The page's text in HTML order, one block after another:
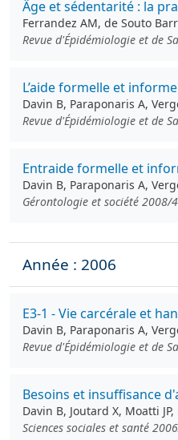
Âge et sédentarité : la
Ferrandez AM, de Souto
Revue d'Épidémiologie et de
L’aide formelle et
Davin B, Paraponaris A,
Revue d'Épidémiologie et de
Entraide formelle et
Davin B, Paraponaris A,
Gérontologie et société 2008/
Année : 2006
E3-1 - Vie carcérale et
Davin B, Paraponaris A,
Revue d'Épidémiologie et de
Besoins et insuffisance
Davin B, Joutard X, Moatti
Sciences sociales et santé